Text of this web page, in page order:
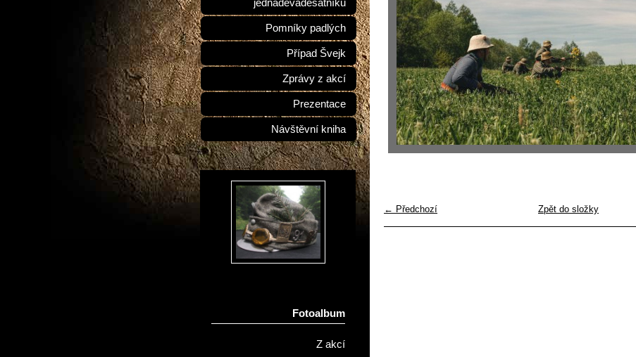
← Předchozí Zpět do složky
jednadevadesátníků
Pomníky padlých
Případ Švejk
Zprávy z akcí
Prezentace
Návštěvní kniha
Fotoalbum
Z akcí